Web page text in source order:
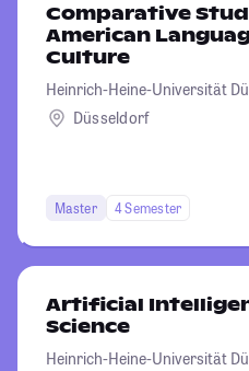
Comparative
American
Culture
Heinrich-Heine-Universität
Düsseldorf
Master 4 Semester
Artificial
Science
Heinrich-Heine-Universität